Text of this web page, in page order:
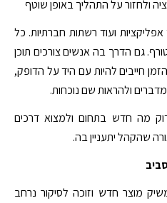
ולחזור על התהליך באופן שוטף
ועוד רשתות חברתיות. כל
גם הדרך בה אנשים צורכים תוכן
חייבים להיות עם היד על הדופק,
ולהראות שם נוכחות.
מה חדש בתחום ולמצוא דרכים
שהקהל יתעניין בה.
מוצר חדש וזוכה לסיקור נרחב